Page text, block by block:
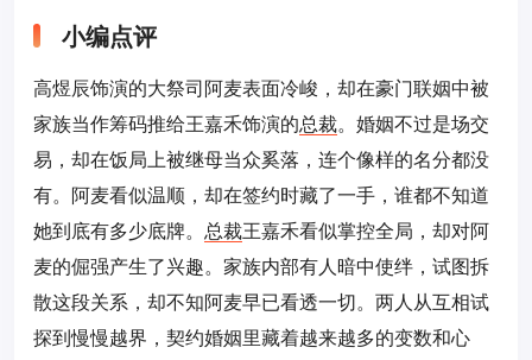
小编点评
高煜辰饰演的大祭司阿麦表面冷峻，却在豪门联姻中被
家族当作筹码推给王嘉禾饰演的总裁。婚姻不过是场交
易，却在饭局上被继母当众奚落，连个像样的名分都没
有。阿麦看似温顺，却在签约时藏了一手，谁都不知道
她到底有多少底牌。 总裁王嘉禾看似掌控全局，却对阿
麦的倔强产生了兴趣。家族内部有人暗中使绊，试图拆
散这段关系，却不知阿麦早已看透一切。两人从互相试
探到慢慢越界，契约婚姻里藏着越来越多的变数和心